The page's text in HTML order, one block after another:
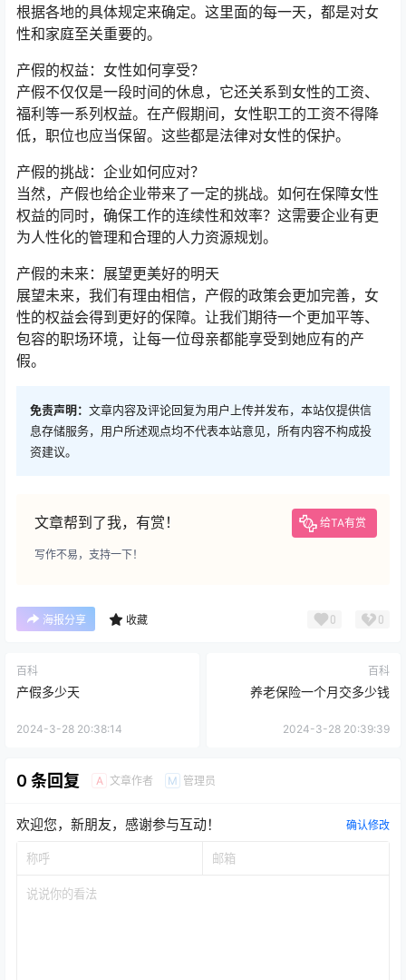
根据各地的具体规定来确定。这里面的每一天，都是对女
性和家庭至关重要的。
产假的权益：女性如何享受？
产假不仅仅是一段时间的休息，它还关系到女性的工资、
福利等一系列权益。在产假期间，女性职工的工资不得降
低，职位也应当保留。这些都是法律对女性的保护。
产假的挑战：企业如何应对？
当然，产假也给企业带来了一定的挑战。如何在保障女性
权益的同时，确保工作的连续性和效率？这需要企业有更
为人性化的管理和合理的人力资源规划。
产假的未来：展望更美好的明天
展望未来，我们有理由相信，产假的政策会更加完善，女
性的权益会得到更好的保障。让我们期待一个更加平等、
包容的职场环境，让每一位母亲都能享受到她应有的产
假。
免责声明： 文章内容及评论回复为用户上传并发布，本站仅提供信
息存储服务，用户所述观点均不代表本站意见，所有内容不构成投
资建议。
文章帮到了我，有赏！ 给TA有赏
写作不易，支持一下！
海报分享 收藏 0 0
百科
产假多少天
2024-3-28 20:38:14
百科
养老保险一个月交多少钱
2024-3-28 20:39:39
0 条回复 A 文章作者 M 管理员
欢迎您，新朋友，感谢参与互动！ 确认修改